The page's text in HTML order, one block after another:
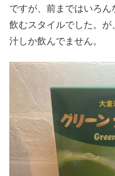
ですが、前まではいろ
飲むスタイルでした。
汁しか飲んでません。